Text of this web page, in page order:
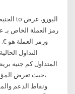
التداول
المتداول كم جنيه
،حيث تعرض
ونقاط الدعم